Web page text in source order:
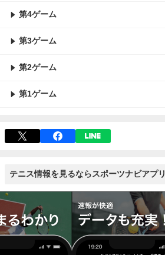
第4ゲーム
第3ゲーム
第2ゲーム
第1ゲーム
テニス情報を見るならスポーツナビアプリ